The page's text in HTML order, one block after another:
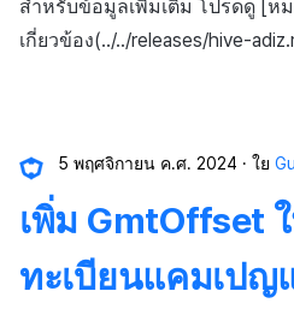
สำหรับข้อมูลเพิ่มเติม โปรดดู [ห
เกี่ยวข้อง(../../releases/hive-
5 พฤศจิกายน ค.ศ. 2024 ใย
เพิ่ม GmtOffset
ทะเบียนแคมเปญ